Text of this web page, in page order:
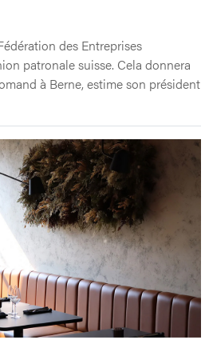
des Entreprises
patronale suisse. Cela donnera
à Berne, estime son président